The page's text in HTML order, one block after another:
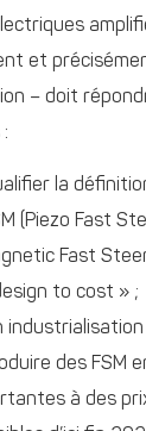
et
– doit
la
(Piezo Fast
Fast
to cost » ;
des FSM
à des